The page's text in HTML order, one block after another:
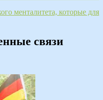
менталитета, которые для
связи